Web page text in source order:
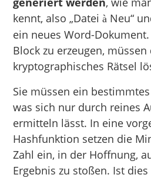
kennt, also „Dateià Neu“
ein neues Word-
Block zu erzeugen,
kryptographisches Rätsel
Sie müssen ein
was sich nur durch reines
ermitteln lässt. In eine
Hashfunktion setzen die
Zahl ein, in der Hoffnung,
Ergebnis zu stoßen. Ist